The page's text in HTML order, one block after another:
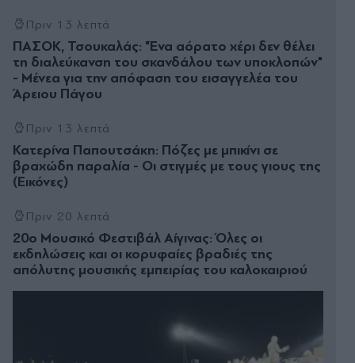
Πριν 13 λεπτά
ΠΑΣΟΚ, Τσουκαλάς: "Ένα αόρατο χέρι δεν θέλει
τη διαλεύκανση του σκανδάλου των υποκλοπών"
- Μένεα για την απόφαση του εισαγγελέα του
Άρειου Πάγου
Πριν 13 λεπτά
Κατερίνα Παπουτσάκη: Πόζες με μπικίνι σε
βραχώδη παραλία - Οι στιγμές με τους γιους της
(Εικόνες)
Πριν 20 λεπτά
20ο Μουσικό Φεστιβάλ Αίγινας: Όλες οι
εκδηλώσεις και οι κορυφαίες βραδιές της
απόλυτης μουσικής εμπειρίας του καλοκαιριού